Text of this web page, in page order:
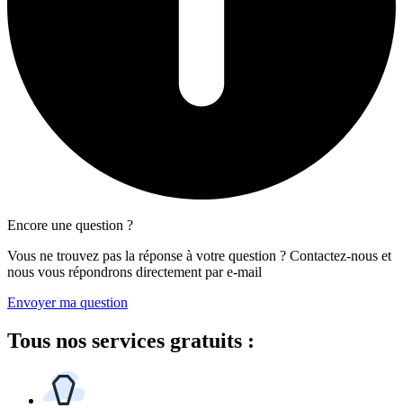
Encore une question ?
Vous ne trouvez pas la réponse à votre question ? Contactez-nous et
nous vous répondrons directement par e-mail
Envoyer ma question
Tous nos services gratuits :